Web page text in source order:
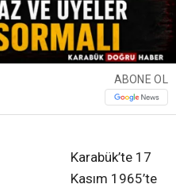
ABONE OL
Karabük’te 17
Kasım 1965’te